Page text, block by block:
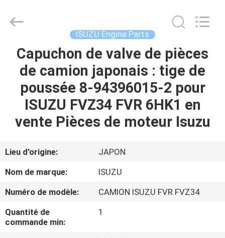
MAISON
PRODUITS
AU
DE
NOUS
VISITE
D'USINE
Technology
Reserved.
ISUZU Engine Parts
Capuchon de valve de pièces
de camion japonais : tige de
poussée 8-94396015-2 pour
ISUZU FVZ34 FVR 6HK1 en
vente Pièces de moteur Isuzu
Lieu d'origine:
JAPON
Nom de marque:
ISUZU
Numéro de modèle:
CAMION ISUZU FVR FVZ34
Quantité de
commande min:
1